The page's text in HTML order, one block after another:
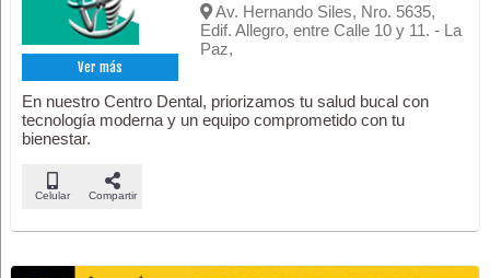
Ver más
Av. Hernando Siles, Nro. 5635,
Edif. Allegro, entre Calle 10 y 11. - La
Paz,
En nuestro Centro Dental, priorizamos tu salud bucal con
tecnología moderna y un equipo comprometido con tu
bienestar.
Celular Compartir